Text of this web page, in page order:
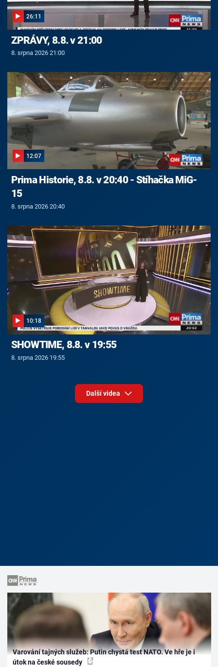
26:11
ZPRÁVY, 8.8. v 21:00
8. srpna 2026 21:00
12:07
Prima Historie, 8.8. v 20:40 - Stíhačka MiG-
15
8. srpna 2026 20:40
10:18
SHOWTIME, 8.8. v 19:55
8. srpna 2026 19:55
Další videa
Varování tajných služeb: Putin chystá test NATO. Ve hře je i
útok na české sousedy